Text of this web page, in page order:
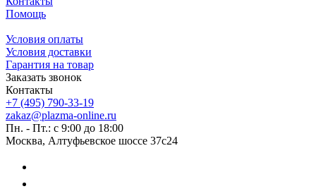
Помощь
Условия оплаты
Условия доставки
Гарантия на товар
Заказать звонок
Контакты
+7 (495) 790-33-19
zakaz@plazma-online.ru
Пн. - Пт.: с 9:00 до 18:00
Москва, Алтуфьевское шоссе 37с24